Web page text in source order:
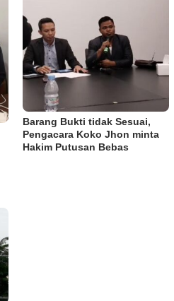
Barang Bukti tidak Sesuai,
Pengacara Koko Jhon minta
Hakim Putusan Bebas